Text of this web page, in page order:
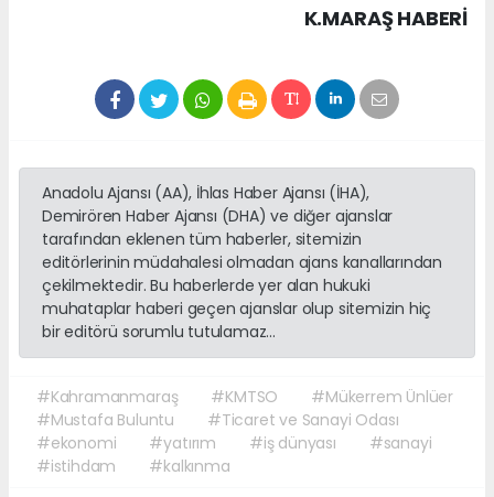
K.MARAŞ HABERİ
Anadolu Ajansı (AA), İhlas Haber Ajansı (İHA),
Demirören Haber Ajansı (DHA) ve diğer ajanslar
tarafından eklenen tüm haberler, sitemizin
editörlerinin müdahalesi olmadan ajans kanallarından
çekilmektedir. Bu haberlerde yer alan hukuki
muhataplar haberi geçen ajanslar olup sitemizin hiç
bir editörü sorumlu tutulamaz...
#Kahramanmaraş #KMTSO
#Mükerrem Ünlüer
#Mustafa Buluntu
#Ticaret ve Sanayi Odası
#ekonomi
#yatırım #iş dünyası
#sanayi
#istihdam
#kalkınma